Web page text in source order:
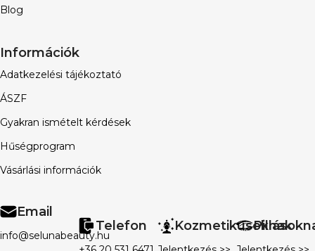
Blog
Információk
Adatkezelési tájékoztató
ÁSZF
Gyakran ismételt kérdések
Hűségprogram
Vásárlási információk
Email
info@selunabeauty.hu
Telefon Kozmetikusoknak